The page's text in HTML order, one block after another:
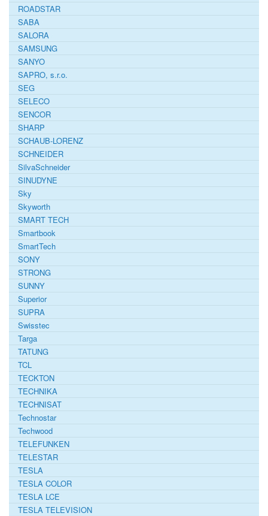
ROADSTAR
SABA
SALORA
SAMSUNG
SANYO
SAPRO, s.r.o.
SEG
SELECO
SENCOR
SHARP
SCHAUB-LORENZ
SCHNEIDER
SilvaSchneider
SINUDYNE
Sky
Skyworth
SMART TECH
Smartbook
SmartTech
SONY
STRONG
SUNNY
Superior
SUPRA
Swisstec
Targa
TATUNG
TCL
TECKTON
TECHNIKA
TECHNISAT
Technostar
Techwood
TELEFUNKEN
TELESTAR
TESLA
TESLA COLOR
TESLA LCE
TESLA TELEVISION